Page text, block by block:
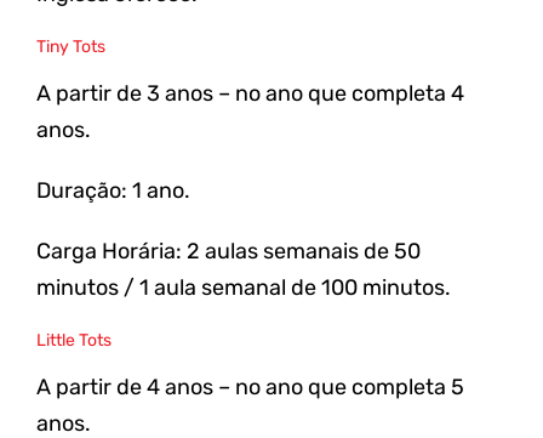
Tiny Tots
A partir de 3 anos – no ano que completa 4
anos.
Duração: 1 ano.
Carga Horária: 2 aulas semanais de 50
minutos / 1 aula semanal de 100 minutos.
Little Tots
A partir de 4 anos – no ano que completa 5
anos.